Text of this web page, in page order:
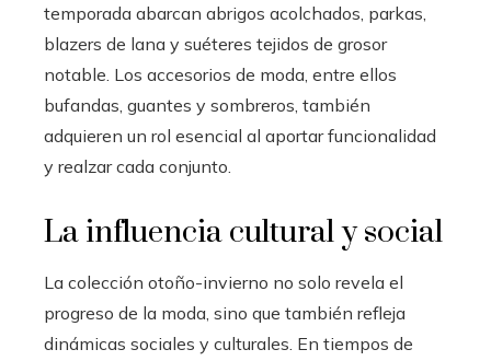
temporada abarcan abrigos acolchados, parkas,
blazers de lana y suéteres tejidos de grosor
notable. Los accesorios de moda, entre ellos
bufandas, guantes y sombreros, también
adquieren un rol esencial al aportar funcionalidad
y realzar cada conjunto.
La influencia cultural y social
La colección otoño-invierno no solo revela el
progreso de la moda, sino que también refleja
dinámicas sociales y culturales. En tiempos de